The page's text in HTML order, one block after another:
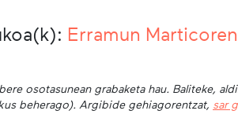
Erramun
osotasunean grabaketa hau. Baliteke,
beherago). Argibide gehiagorentzat, sar